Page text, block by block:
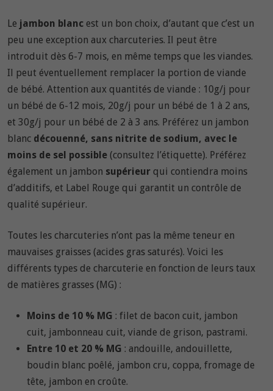
Le jambon blancest un bon choix, d’autant que c’est un
peu une exception aux charcuteries. Il peut être
introduit dès 6-7 mois, en même temps que les viandes.
Il peut éventuellement remplacer la portion de viande
de bébé. Attention aux quantités de viande : 10g/j pour
un bébé de 6-12 mois, 20g/j pour un bébé de 1 à 2 ans,
et 30g/j pour un bébé de 2 à 3 ans. Préférez un jambon
blanc découenné, sans nitrite de sodium, avec le
moins de sel possible (consultez l’étiquette). Préférez
également un jambon supérieur qui contiendra moins
d’additifs, et Label Rouge qui garantit un contrôle de
qualité supérieur.
Toutes les charcuteries n’ont pas la même teneur en
mauvaises graisses (acides gras saturés). Voici les
différents types de charcuterie en fonction de leurs taux
de matières grasses (MG) :
Moins de 10 % MG : filet de bacon cuit, jambon
cuit, jambonneau cuit, viande de grison, pastrami.
Entre 10 et 20 % MG : andouille, andouillette,
boudin blanc poêlé, jambon cru, coppa, fromage de
tête, jambon en croûte.